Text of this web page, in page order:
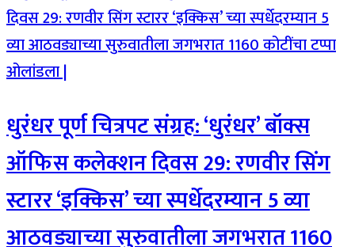
धुरंधर पूर्ण चित्रपट संग्रह: ‘धुरंधर’ बॉक्स
ऑफिस कलेक्शन दिवस 29: रणवीर सिंग
स्टारर ‘इक्किस’ च्या स्पर्धेदरम्यान 5 व्या
आठवड्याच्या सुरुवातीला जगभरात 1160